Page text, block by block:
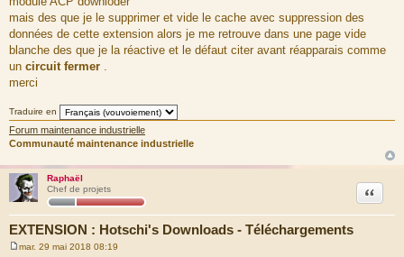
mais des que je le supprimer et vide le cache avec suppression des
données de cette extension alors je me retrouve dans une page vide
blanche des que je la réactive et le défaut citer avant réapparais comme
un circuit fermer .
merci
Traduire en
Forum maintenance industrielle
Communauté maintenance industrielle
Raphaël
Chef de projets
EXTENSION : Hotschi's Downloads - Téléchargements
Citation
mar. 29 mai 2018 08:19